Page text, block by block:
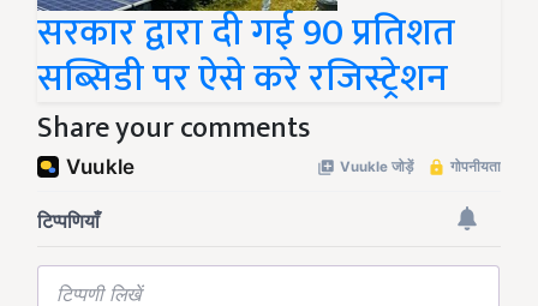
सरकार द्वारा दी गई 90 प्रतिशत
सब्सिडी पर ऐसे करे रजिस्ट्रेशन
Share your comments